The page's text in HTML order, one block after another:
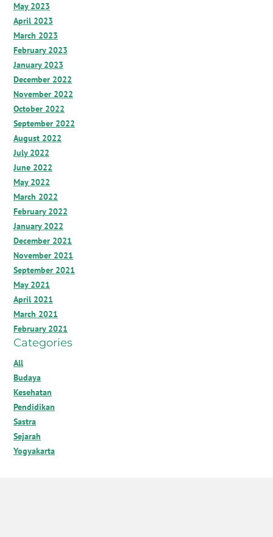
May 2023
April 2023
March 2023
February 2023
January 2023
December 2022
November 2022
October 2022
September 2022
August 2022
July 2022
June 2022
May 2022
March 2022
February 2022
January 2022
December 2021
November 2021
September 2021
May 2021
April 2021
March 2021
February 2021
Categories
All
Budaya
Kesehatan
Pendidikan
Sastra
Sejarah
Yogyakarta